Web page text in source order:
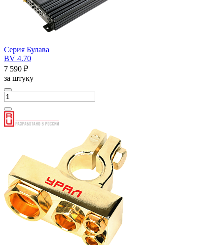
Серия Булава
BV 4.70
7 590 ₽
за штуку